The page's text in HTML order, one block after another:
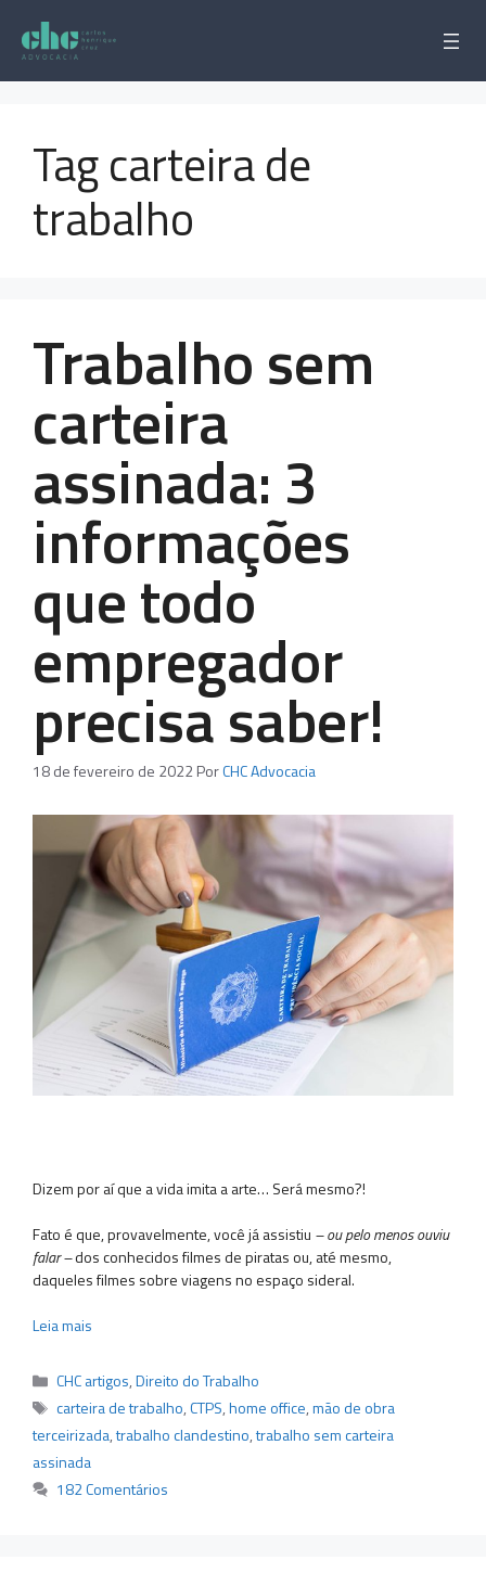
para
conteúdo
Tag carteira de
trabalho
Trabalho sem
carteira
assinada: 3
informações
que todo
empregador
precisa saber!
18 de fevereiro de 2022PorCHC Advocacia
Dizem por aí que a vida imita a arte… Será mesmo?!
Fato é que, provavelmente, você já assistiu – ou pelo menos ouviu
falar –dos conhecidos filmes de piratas ou, até mesmo,
daqueles filmes sobre viagens no espaço sideral.
Leia mais
Categorias
CHC artigos,Direito do Trabalho
Tags
carteira de trabalho,CTPS,home office,mão de obra
terceirizada,trabalho clandestino,trabalho sem carteira
assinada
182 Comentários